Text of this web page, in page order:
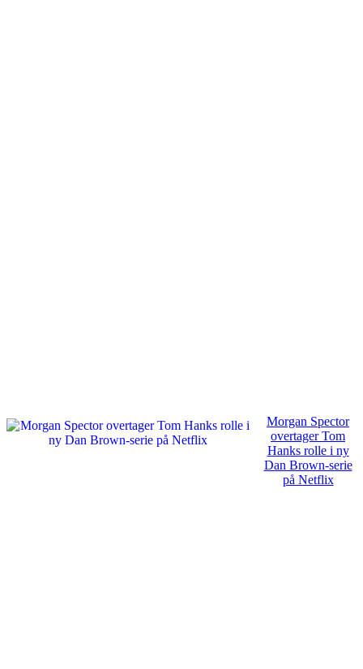
Morgan Spector
overtager Tom
Hanks rolle i ny
Dan Brown-serie
på Netflix